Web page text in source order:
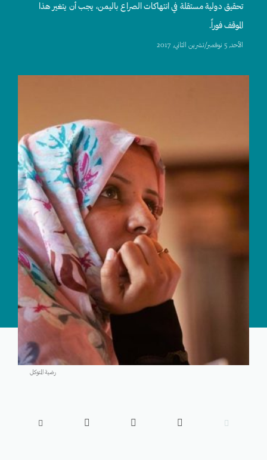
تحقيق دولية مستقلة في انتهاكات الصراع باليمن، يجب أن يتغير هذا
الموقف فوراً.
اﻷحد, 5 نوفمبر/تشرين الثاني, 2017
رضية المتوكل




